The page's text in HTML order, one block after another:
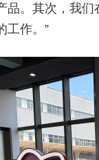
品。其次，我
工作。”